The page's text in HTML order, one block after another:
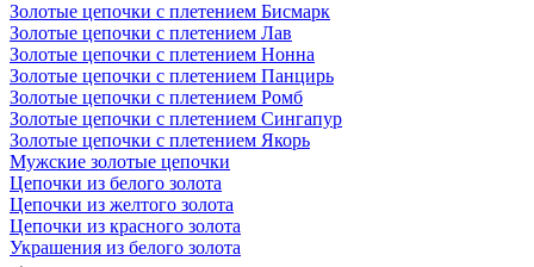
Золотые цепочки с плетением Бисмарк
Золотые цепочки с плетением Лав
Золотые цепочки с плетением Нонна
Золотые цепочки с плетением Панцирь
Золотые цепочки с плетением Ромб
Золотые цепочки с плетением Сингапур
Золотые цепочки с плетением Якорь
Мужские золотые цепочки
Цепочки из белого золота
Цепочки из желтого золота
Цепочки из красного золота
Украшения из белого золота